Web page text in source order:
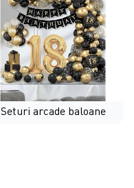
Seturi arcade baloane